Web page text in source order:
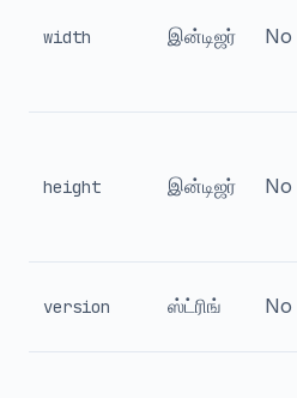
width இன்டிஜர் No
height இன்டிஜர் No
version ஸ்ட்ரிங் No